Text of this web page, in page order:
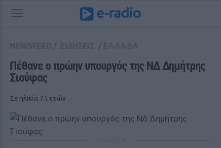
Πέθανε ο πρώην υπουργός της ΝΔ Δημήτρης
Σιούφας
Σε ηλικία 75 ετών